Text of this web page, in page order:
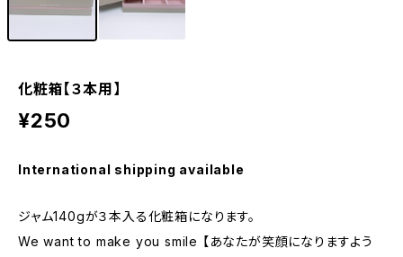
化粧箱【３本用】
¥250
International shipping available
ジャム140gが３本入る化粧箱になります。
We want to make you smile 【あなたが笑顔になりますよう